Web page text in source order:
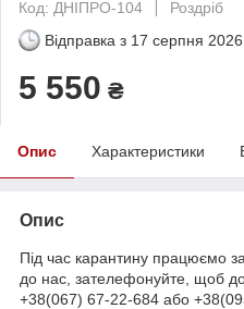
Код: ДНІПРО-104
Роздріб
Відправка з 17 серпня 2026
5 550 ₴
Опис Характеристики
Опис
Під час карантину працюємо
до нас, зателефонуйте, щоб
+38(067) 67-22-684 або